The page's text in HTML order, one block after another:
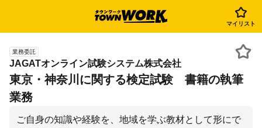
マイリスト
業務委託
JAGATオンライン試験システム株式会社
東京・神奈川に関する検定試験 書籍の執筆
業務
ご自身の知識や経験を、地域を学ぶ教材として形にで